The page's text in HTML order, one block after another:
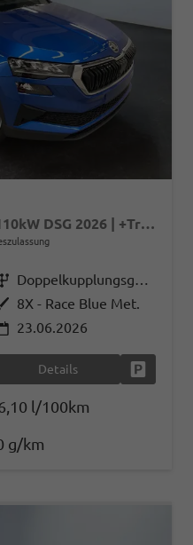
Selection 1.5 TSI 150PS/110kW DSG 2026 | +TravelAssist +RFK & Parksensoren +Var. Gepäckraumboden
Getriebe
Doppelkupplungsgetriebe (DSG)
Außenfarbe8X - Race Blue Met.
23.06.2026
Details
l/100km
g/km